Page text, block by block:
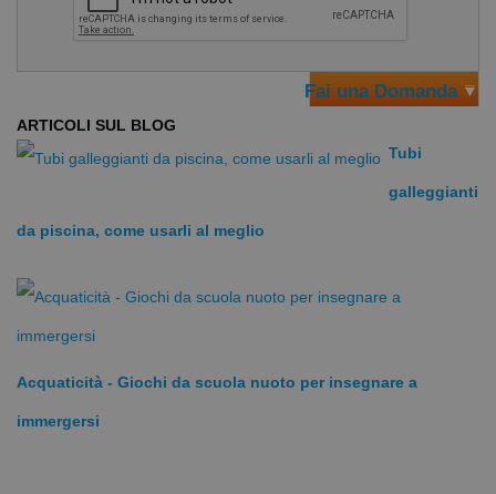
Tubo galleggiante piscina scuola nuoto Flexibeam
eseguire esercizi di scuola nuoto
particolari serie tecniche di allenamento
Fai una Domanda
ARTICOLI SUL BLOG
Tubi
galleggianti
da piscina, come usarli al meglio
Acquaticità - Giochi da scuola nuoto per insegnare a
immergersi